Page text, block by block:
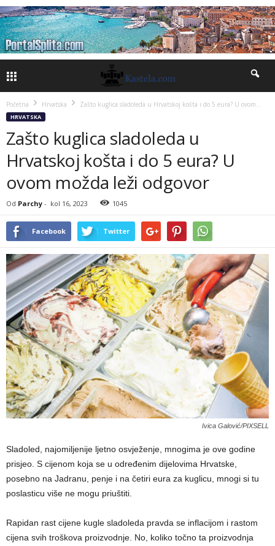
Početna Hrvatska Zašto kuglica sladoleda u Hrvatskoj košta i do 5 eura? U ovom...
HRVATSKA
Zašto kuglica sladoleda u
Hrvatskoj košta i do 5 eura? U
ovom možda leži odgovor
Od Parchy - kol 16, 2023 1045
Facebook Twitter
Ivica Galović/PIXSELL
Sladoled, najomiljenije ljetno osvježenje, mnogima je ove godine
prisjeo. S cijenom koja se u određenim dijelovima Hrvatske,
posebno na Jadranu, penje i na četiri eura za kuglicu, mnogi si tu
poslasticu više ne mogu priuštiti.
Rapidan rast cijene kugle sladoleda pravda se inflacijom i rastom
cijena svih troškova proizvodnje. No, koliko točno ta proizvodnja